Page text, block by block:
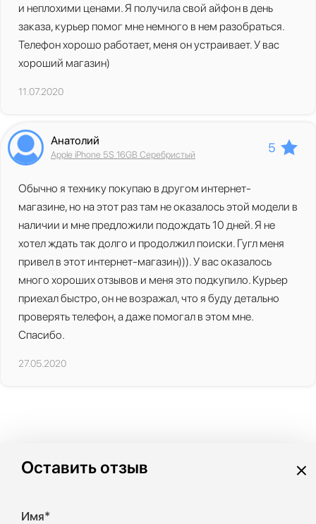
и неплохими ценами. Я получила свой айфон в день
заказа, курьер помог мне немного в нем разобраться.
Телефон хорошо работает, меня он устраивает. У вас
хороший магазин)
11.07.2020
Анатолий
Apple iPhone 5S 16GB Серебристый 5
Обычно я технику покупаю в другом интернет-
магазине, но на этот раз там не оказалось этой модели в
наличии и мне предложили подождать 10 дней. Я не
хотел ждать так долго и продолжил поиски. Гугл меня
привел в этот интернет-магазин))). У вас оказалось
много хороших отзывов и меня это подкупило. Курьер
приехал быстро, он не возражал, что я буду детально
проверять телефон, а даже помогал в этом мне.
Спасибо.
27.05.2020
Оставить отзыв ×
Имя*